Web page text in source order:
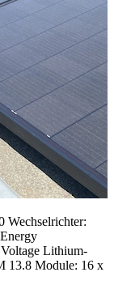
Wechselrichter:
Lithium-
13.8 Module: 16 x